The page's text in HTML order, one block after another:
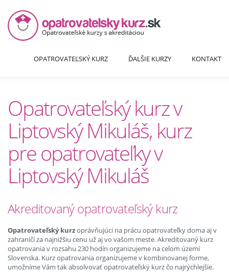
OPATROVATEĽSKÝ KURZ ĎALŠIE KURZY KONTAKT
Opatrovateľský kurz v
Liptovský Mikuláš, kurz
pre opatrovateľky v
Liptovský Mikuláš
Akreditovaný opatrovateľský kurz
Opatrovateľský kurzoprávňujúci na prácu opatrovateľky doma aj v
zahraničí za najnižšiu cenu už aj vo vašom meste. Akreditovaný kurz
opatrovania v rozsahu 230 hodín organizujeme na celom území
Slovenska. Kurz opatrovania organizujeme v kombinovanej forme,
umožníme Vám tak absolvovať opatrovateľský kurz čo najrýchlejšie.